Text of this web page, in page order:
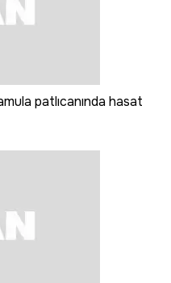
patlıcanında hasat